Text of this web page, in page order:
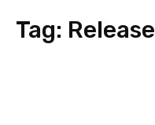
Tag: Release